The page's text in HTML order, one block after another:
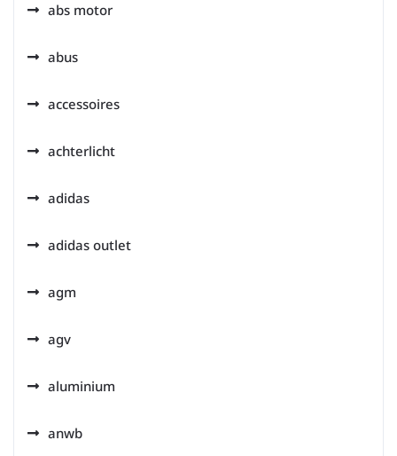
abs motor
abus
accessoires
achterlicht
adidas
adidas outlet
agm
agv
aluminium
anwb